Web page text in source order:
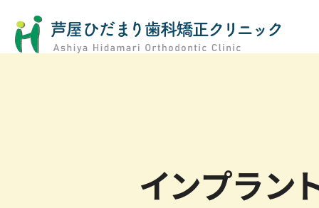
インプラン